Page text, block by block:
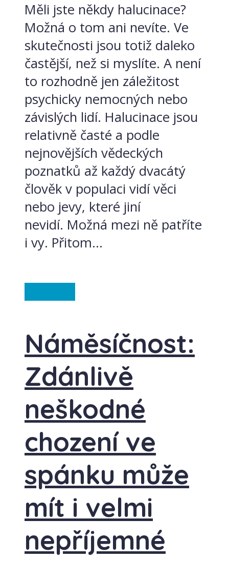
Měli jste někdy halucinace?
Možná o tom ani nevíte. Ve
skutečnosti jsou totiž daleko
častější, než si myslíte. A není
to rozhodně jen záležitost
psychicky nemocných nebo
závislých lidí. Halucinace jsou
relativně časté a podle
nejnovějších vědeckých
poznatků až každý dvacátý
člověk v populaci vidí věci
nebo jevy, které jiní
nevidí. Možná mezi ně patříte
i vy. Přitom...
Náměsíčnost:
Zdánlivě
neškodné
chození ve
spánku může
mít i velmi
nepříjemné